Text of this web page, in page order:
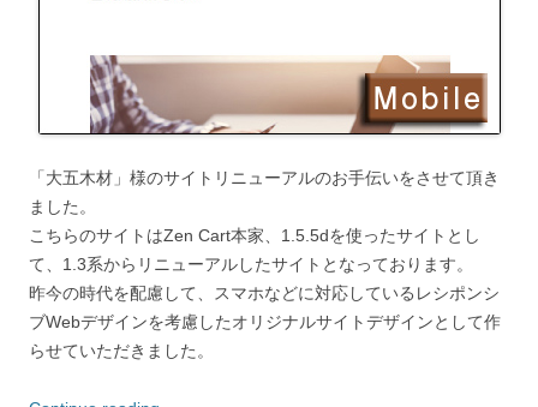
「大五木材」様のサイトリニューアルのお手伝いをさせて頂き
ました。
こちらのサイトはZen Cart本家、1.5.5dを使ったサイトとし
て、1.3系からリニューアルしたサイトとなっております。
昨今の時代を配慮して、スマホなどに対応しているレシポンシ
ブWebデザインを考慮したオリジナルサイトデザインとして作
らせていただきました。